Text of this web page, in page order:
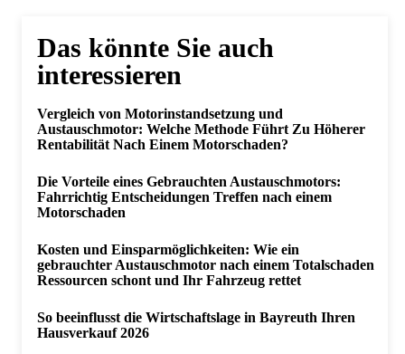
Das könnte Sie auch
interessieren
Vergleich von Motorinstandsetzung und
Austauschmotor: Welche Methode Führt Zu Höherer
Rentabilität Nach Einem Motorschaden?
Die Vorteile eines Gebrauchten Austauschmotors:
Fahrrichtig Entscheidungen Treffen nach einem
Motorschaden
Kosten und Einsparmöglichkeiten: Wie ein
gebrauchter Austauschmotor nach einem Totalschaden
Ressourcen schont und Ihr Fahrzeug rettet
So beeinflusst die Wirtschaftslage in Bayreuth Ihren
Hausverkauf 2026